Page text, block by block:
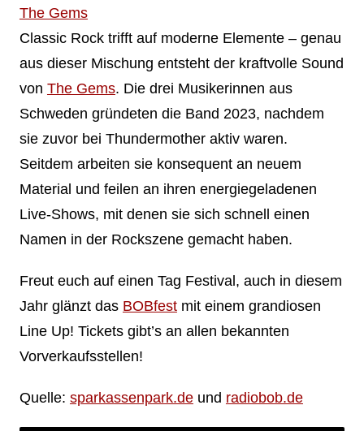
The Gems
Classic Rock trifft auf moderne Elemente – genau
aus dieser Mischung entsteht der kraftvolle Sound
von The Gems. Die drei Musikerinnen aus
Schweden gründeten die Band 2023, nachdem
sie zuvor bei Thundermother aktiv waren.
Seitdem arbeiten sie konsequent an neuem
Material und feilen an ihren energiegeladenen
Live-Shows, mit denen sie sich schnell einen
Namen in der Rockszene gemacht haben.
Freut euch auf einen Tag Festival, auch in diesem
Jahr glänzt das BOBfestmit einem grandiosen
Line Up! Tickets gibt’s an allen bekannten
Vorverkaufsstellen!
Quelle: sparkassenpark.deund radiobob.de